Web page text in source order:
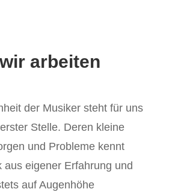
arbeiten
der Musiker steht für uns
Stelle. Deren kleine
und Probleme kennt
aus eigener Erfahrung und
auf Augenhöhe